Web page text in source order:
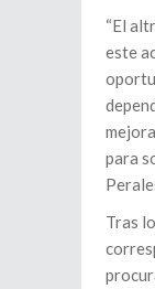
“El
este
para
Tras